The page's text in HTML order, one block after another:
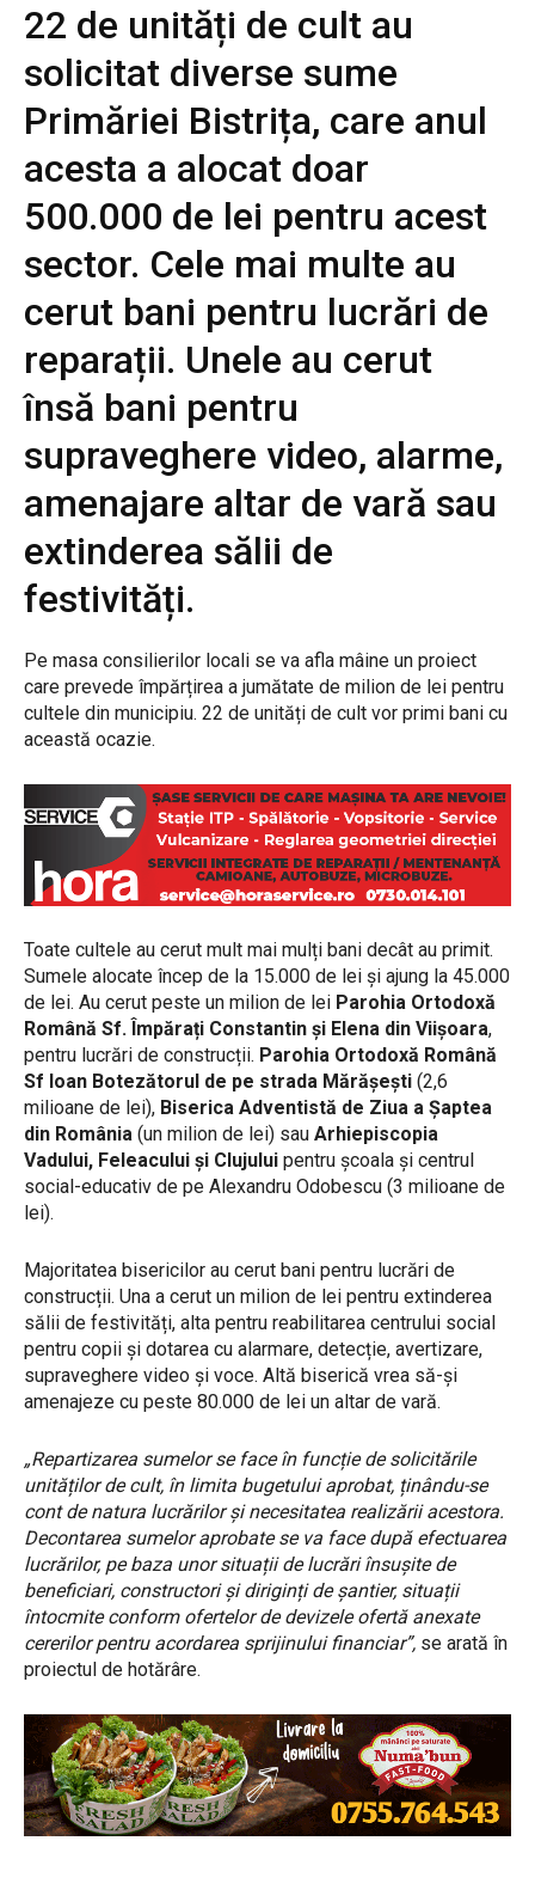
22 de unități de cult au
solicitat diverse sume
Primăriei Bistrița, care anul
acesta a alocat doar
500.000 de lei pentru acest
sector. Cele mai multe au
cerut bani pentru lucrări de
reparații. Unele au cerut
însă bani pentru
supraveghere video, alarme,
amenajare altar de vară sau
extinderea sălii de
festivități.
Pe masa consilierilor locali se va afla mâine un proiect
care prevede împărțirea a jumătate de milion de lei pentru
cultele din municipiu. 22 de unități de cult vor primi bani cu
această ocazie.
Toate cultele au cerut mult mai mulți bani decât au primit.
Sumele alocate încep de la 15.000 de lei și ajung la 45.000
de lei. Au cerut peste un milion de lei Parohia Ortodoxă
Română Sf. Împărați Constantin și Elena din Viișoara,
pentru lucrări de construcții. Parohia Ortodoxă Română
Sf Ioan Botezătorul de pe strada Mărășești (2,6
milioane de lei), Biserica Adventistă de Ziua a Șaptea
din România (un milion de lei) sau Arhiepiscopia
Vadului, Feleacului și Clujului pentru școala și centrul
social-educativ de pe Alexandru Odobescu (3 milioane de
lei).
Majoritatea bisericilor au cerut bani pentru lucrări de
construcții. Una a cerut un milion de lei pentru extinderea
sălii de festivități, alta pentru reabilitarea centrului social
pentru copii și dotarea cu alarmare, detecție, avertizare,
supraveghere video și voce. Altă biserică vrea să-și
amenajeze cu peste 80.000 de lei un altar de vară.
„Repartizarea sumelor se face în funcție de solicitările
unităților de cult, în limita bugetului aprobat, ținându-se
cont de natura lucrărilor și necesitatea realizării acestora.
Decontarea sumelor aprobate se va face după efectuarea
lucrărilor, pe baza unor situații de lucrări însușite de
beneficiari, constructori și diriginți de șantier, situații
întocmite conform ofertelor de devizele ofertă anexate
cererilor pentru acordarea sprijinului financiar”, se arată în
proiectul de hotărâre.